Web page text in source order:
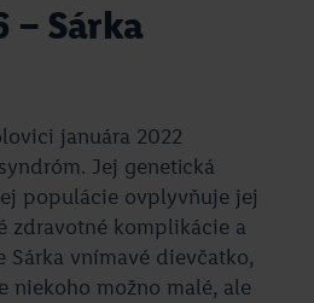
– Sárka
januára 2022
Jej genetická
populácie ovplyvňuje jej
zdravotné komplikácie a
Sárka vnímavé dievčatko,
niekoho možno malé, ale